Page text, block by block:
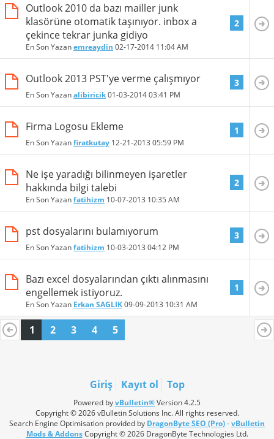
Outlook 2010 da bazı mailler junk
klasörüne otomatik taşınıyor. inbox a
çekince tekrar junka gidiyo
En Son Yazanemreaydin 02-17-2014 11:04 AM
2
Outlook 2013 PST'ye verme çalışmıyor
En Son Yazanalibiricik01-03-201403:41 PM
3
Firma Logosu Ekleme
En Son Yazanfiratkutay 12-21-2013 05:59 PM
1
Ne işe yaradığı bilinmeyen işaretler
hakkında bilgi talebi
En Son Yazanfatihizm 10-07-2013 10:35 AM
2
pst dosyalarını bulamıyorum
En Son Yazanfatihizm 10-03-2013 04:12 PM
3
Bazı excel dosyalarından çıktı alınmasını
engellemek istiyoruz.
En Son Yazan Erkan SAGLIK09-09-2013 10:31 AM
1
1 2 3 4 5
Giriş Kayıt ol Top
Powered byvBulletin®Version 4.2.5
Copyright © 2026 vBulletin Solutions Inc. All rights reserved.
Search Engine Optimisation provided by DragonByte SEO (Pro)-vBulletin
Mods & AddonsCopyright © 2026 DragonByte Technologies Ltd.